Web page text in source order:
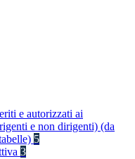
e autorizzati ai
e non dirigenti) (da
5
3